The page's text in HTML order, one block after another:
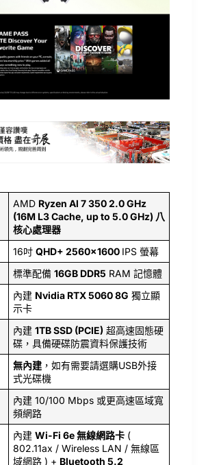
AMD Ryzen Al 7 350 2.0 GHz
(16M L3 Cache, up to 5.0 GHz) 八
核心處理器
16吋 QHD+ 2560x1600 IPS 螢幕
標準配備 16GB DDR5 RAM 記憶體
內建 Nvidia RTX 5060 8G 獨立顯
示卡
內建 1TB SSD (PCIE) 超高速固態硬
碟，具備硬碟防震資料保護技術
無內建 ，如有需要請選購USB外接
式光碟機
內建 10/100 Mbps 或更高速區域寬
頻網路
內建 Wi-Fi 6e 無線網路卡 (
802.11ax / Wireless LAN / 無線區
域網路 ) + Bluetooth 5.2